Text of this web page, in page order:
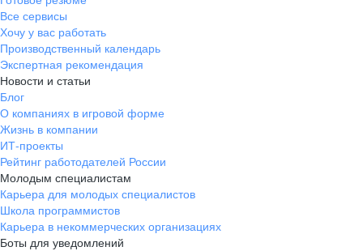
Все сервисы
Хочу у вас работать
Производственный календарь
Экспертная рекомендация
Новости и статьи
Блог
О компаниях в игровой форме
Жизнь в компании
ИТ-проекты
Рейтинг работодателей России
Молодым специалистам
Карьера для молодых специалистов
Школа программистов
Карьера в некоммерческих организациях
Боты для уведомлений